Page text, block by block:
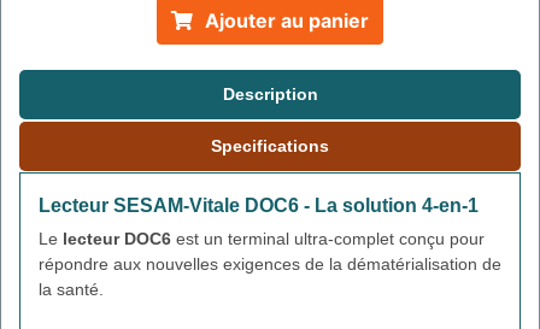
Ajouter au panier
Description
Specifications
Lecteur SESAM-Vitale DOC6 - La solution 4-en-1
Le lecteur DOC6 est un terminal ultra-complet conçu pour
répondre aux nouvelles exigences de la dématérialisation de
la santé.